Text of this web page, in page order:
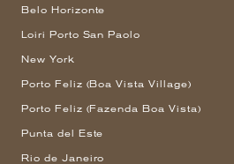
Belo Horizonte
Loiri Porto San Paolo
New York
Porto Feliz (Boa Vista Village)
Porto Feliz (Fazenda Boa Vista)
Punta del Este
Rio de Janeiro